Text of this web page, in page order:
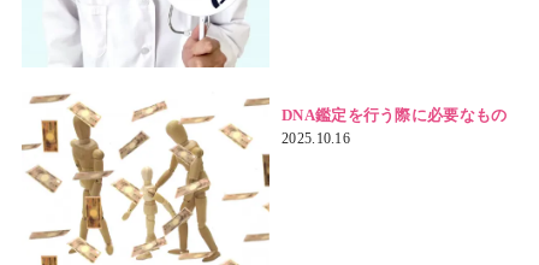
DNA鑑定を行う際に必要なもの
2025.10.16